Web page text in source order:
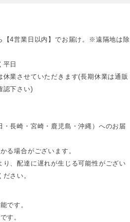
【4営業日以内】でお届け。※遠隔地は除
日
業させていただきます(長期休業は通販
認下さい)
長崎・宮崎・鹿児島・沖縄）へのお届
る場合がございます。
、配達に遅れが生じる可能性がござい
さい。
です。
す。